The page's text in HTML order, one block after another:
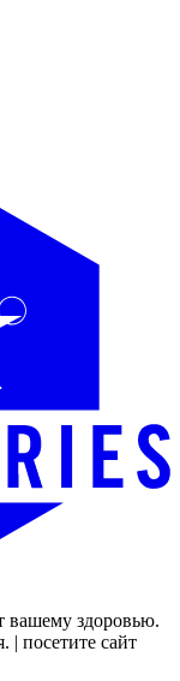
вашему здоровью.
| посетите сайт